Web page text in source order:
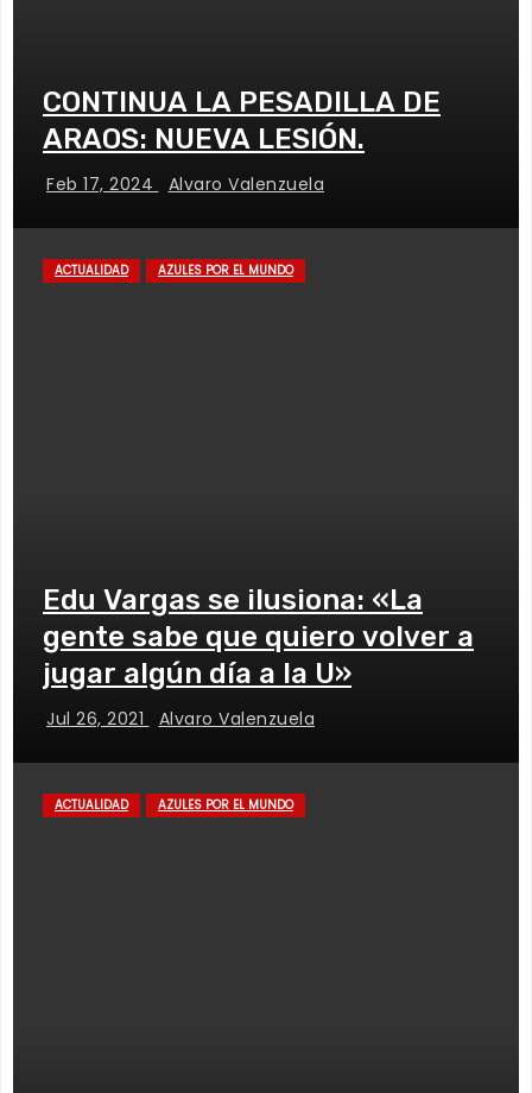
CONTINUA LA PESADILLA DE
ARAOS: NUEVA LESIÓN.
Feb 17, 2024 Alvaro Valenzuela
ACTUALIDAD AZULES POR EL MUNDO
Edu Vargas se ilusiona: «La
gente sabe que quiero volver a
jugar algún día a la U»
Jul 26, 2021 Alvaro Valenzuela
ACTUALIDAD AZULES POR EL MUNDO